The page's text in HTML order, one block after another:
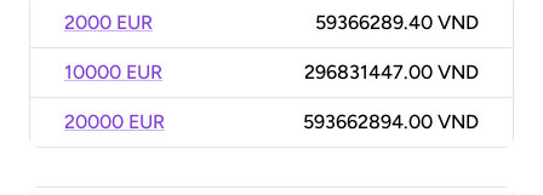
2000 EUR 59366289.40 VND
10000 EUR 296831447.00 VND
20000 EUR 593662894.00 VND